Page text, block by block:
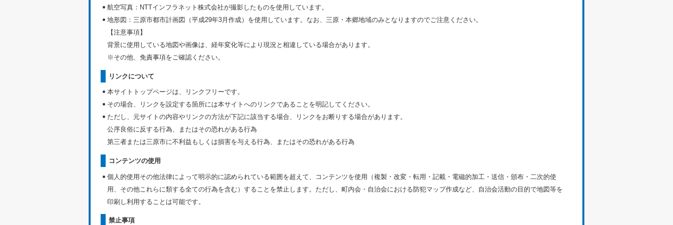
航空写真：NTTインフラネット株式会社が撮影したものを使用しています。
地形図：三原市都市計画図（平成29年3月作成）を使用しています。なお、三原・本郷地域のみとなりますのでご注意ください。
【注意事項】
背景に使用している地図や画像は、経年変化等により現況と相違している場合があります。
※その他、免責事項をご確認ください。
リンクについて
本サイトトップページは、リンクフリーです。
その場合、リンクを設定する箇所には本サイトへのリンクであることを明記してください。
ただし、元サイトの内容やリンクの方法が下記に該当する場合、リンクをお断りする場合があります。
公序良俗に反する行為、またはその恐れがある行為
第三者または三原市に不利益もしくは損害を与える行為、またはその恐れがある行為
コンテンツの使用
個人的使用その他法律によって明示的に認められている範囲を超えて、コンテンツを使用（複製・改変・転用・記載・電磁的加工・送信・頒布・二次的使
用、その他これらに類する全ての行為を含む）することを禁止します。ただし、町内会・自治会における防犯マップ作成など、自治会活動の目的で地図等を
印刷し利用することは可能です。
禁止事項